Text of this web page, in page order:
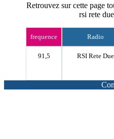
Retrouvez sur cette page
rsi rete
frequence Radio
91,5 RSI Rete Due